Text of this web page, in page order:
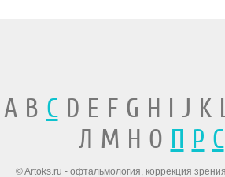
A B CD E F G H I J K
Л М Н О П Р С
© Artoks.ru - офтальмология, коррекция